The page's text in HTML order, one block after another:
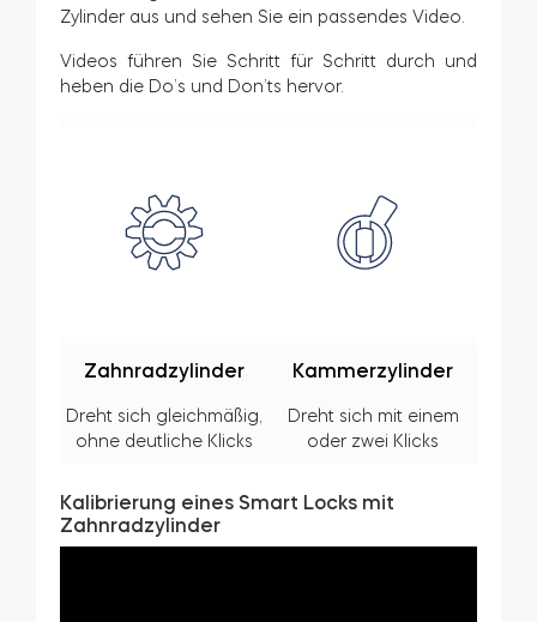
Heim-Zugang
Tedee Biometric Module
BleBox Smart Relais Modul
Tedee GO2
Zylinder aus und sehen Sie ein passendes Video.
Videos führen Sie Schritt für Schritt durch und
heben die Do’s und Don’ts hervor.
Zahnradzylinder
Dreht sich gleichmäßig,
ohne deutliche Klicks
Kammerzylinder
Dreht sich mit einem
oder zwei Klicks
Kalibrierung eines Smart Locks mit
Zahnradzylinder